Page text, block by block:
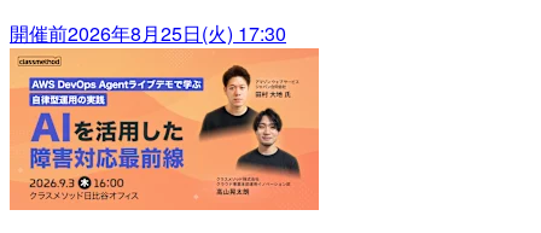
開催前2026年8月25日(火) 17:30